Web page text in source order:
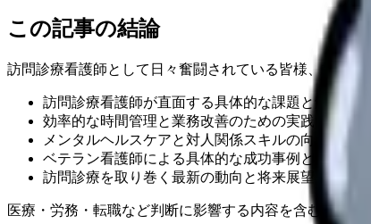
この記事の結論
訪問診療看護師として日々奮闘されている皆様、業務に
訪問診療看護師が直面する具体的な課題と解決方法
効率的な時間管理と業務改善のための実践的なテク
メンタルヘルスケアと対人関係スキルの向上策
ベテラン看護師による具体的な成功事例と実践ノウ
訪問診療を取り巻く最新の動向と将来展望
医療・労務・転職など判断に影響する内容を含むため